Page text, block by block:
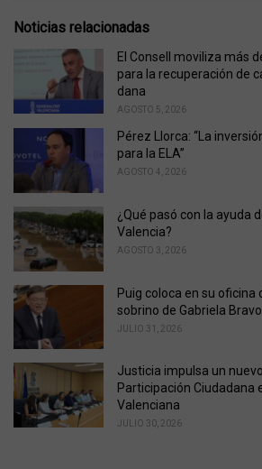
eNoticias relacionadas
El Consell moviliza más
para la recuperación de
dana
AGOSTO 5, 2026
Pérez Llorca: “La
para la ELA”
AGOSTO 4, 2026
¿Qué pasó con la ayuda
Valencia?
AGOSTO 3, 2026
Puig coloca en su oficina
sobrino de Gabriela
JULIO 31, 2026
Justicia impulsa un
Participación Ciudadana
Valenciana
JULIO 30, 2026